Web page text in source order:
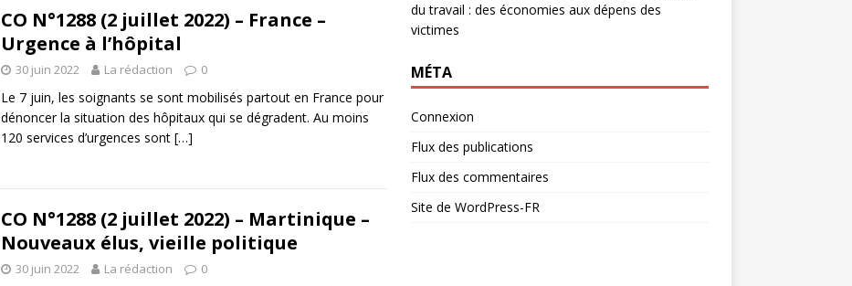
CO N°1288 (2 juillet 2022) – France –
Urgence à l’hôpital
30 juin 2022 La rédaction 0
Le 7 juin, les soignants se sont mobilisés partout en France pour
dénoncer la situation des hôpitaux qui se dégradent. Au moins
120 services d’urgences sont […]
CO N°1288 (2 juillet 2022) – Martinique –
Nouveaux élus, vieille politique
30 juin 2022 La rédaction 0
du travail : des économies aux dépens des
victimes
MÉTA
Connexion
Flux des publications
Flux des commentaires
Site de WordPress-FR